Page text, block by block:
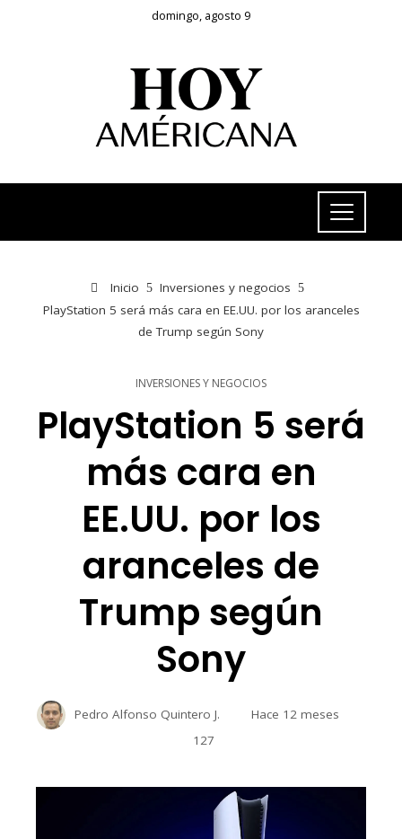
domingo, agosto 9
Inicio
Inversiones y negocios
PlayStation 5 será más cara en EE.UU. por los aranceles
de Trump según Sony
INVERSIONES Y NEGOCIOS
PlayStation 5 será
más cara en
EE.UU. por los
aranceles de
Trump según
Sony
Pedro Alfonso Quintero J.
Hace 12 meses
127